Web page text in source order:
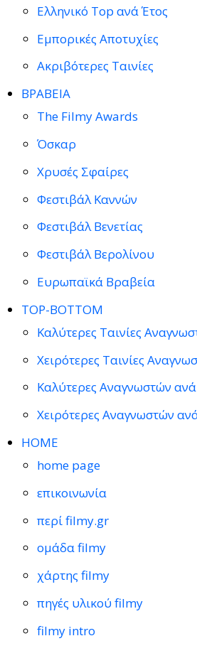
Ελληνικό Top ανά Έτος
Εμπορικές Αποτυχίες
Ακριβότερες Ταινίες
ΒΡΑΒΕΙΑ
The Filmy Awards
Όσκαρ
Χρυσές Σφαίρες
Φεστιβάλ Καννών
Φεστιβάλ Βενετίας
Φεστιβάλ Βερολίνου
Ευρωπαϊκά Βραβεία
TOP-BOTTOM
Καλύτερες Ταινίες
Χειρότερες Ταινίες
Καλύτερες Αναγνωστών ανά
Χειρότερες Αναγνωστών
HOME
home page
επικοινωνία
περί filmy.gr
ομάδα filmy
χάρτης filmy
πηγές υλικού filmy
filmy intro